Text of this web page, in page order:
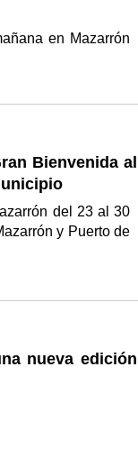
en Mazarrón
Bienvenida al
del 23 al 30
y Puerto de
nueva edición